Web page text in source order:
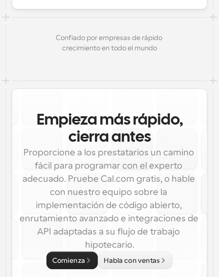
Confiado por empresas de rápido
crecimiento en todo el mundo
Empieza más rápido,
cierra antes
Proporcione a los prestatarios un camino
fácil para programar con el experto
adecuado. Pruebe Cal.com gratis, o hable
con nuestro equipo sobre la
implementación de código abierto,
enrutamiento avanzado e integraciones de
API adaptadas a su flujo de trabajo
hipotecario.
Comienza Habla con ventas